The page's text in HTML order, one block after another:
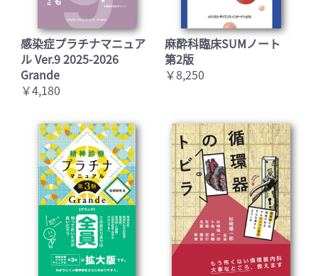
感染症プラチナマニュア
ル Ver.9 2025-2026
Grande
￥4,180
麻酔科臨床SUMノート
第2版
￥8,250